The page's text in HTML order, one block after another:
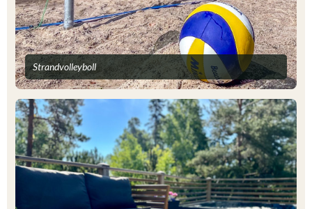
Strandvolleyboll